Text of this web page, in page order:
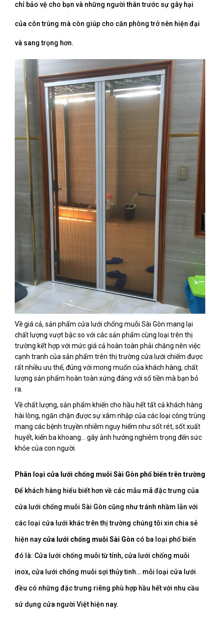
chỉ bảo vệ cho bạn và những người thân trước sự gây hại
của côn trùng mà còn giúp cho căn phòng trở nên hiện đại
và sang trọng hơn.
Về giá cả, sản phẩm cửa lưới chống muỗi Sài Gòn mang lại
chất lượng vượt bậc so với các sản phẩm cùng loại trên thị
trường kết hợp với mức giá cả hoàn toàn phải chăng nên việc
cạnh tranh của sản phẩm trên thị trường cửa lưới chiếm được
rất nhiều ưu thế, đúng với mong muốn của khách hàng, chất
lượng sản phẩm hoàn toàn xứng đáng với số tiền mà bạn bỏ
ra.
Về chất lượng, sản phẩm khiến cho hầu hết tất cả khách hàng
hài lòng, ngăn chặn được sự xâm nhập của các loại công trùng
mang các bệnh truyền nhiễm nguy hiểm như sốt rét, sốt xuất
huyết, kiến ba khoang… gây ảnh hưởng nghiêm trọng đến sức
khỏe của con người.
Phân loại cửa lưới chống muỗi Sài Gòn phổ biến trên trường
Để khách hàng hiểu biết hơn về các mẫu mã đặc trưng của
cửa lưới chống muỗi Sài Gòn cũng như tránh nhầm lẫn với
các loại cửa lưới khác trên thị trường chúng tôi xin chia sẻ
hiện nay cửa lưới chống muỗi Sài Gòn có ba loại phổ biến
đó là: Cửa lưới chống muỗi từ tính, cửa lưới chống muỗi
inox, cửa lưới chống muỗi sợi thủy tinh… mỗi loại cửa lưới
đều có những đặc trưng riêng phù hợp hầu hết với nhu cầu
sử dụng cửa người Việt hiện nay.